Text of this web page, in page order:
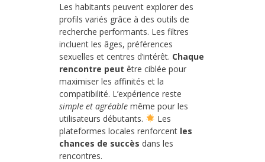
Les habitants peuvent explorer des
profils variés grâce à des outils de
recherche performants. Les filtres
incluent les âges, préférences
sexuelles et centres d’intérêt. Chaque
rencontre peut être ciblée pour
maximiser les affinités et la
compatibilité. L’expérience reste
simple et agréable même pour les
utilisateurs débutants.
Les
plateformes locales renforcent les
chances de succès dans les
rencontres.